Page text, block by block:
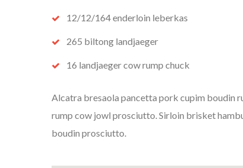
12/12/164 enderloin leberkas
265 biltong landjaeger
16 landjaeger cow rump chuck
Alcatra bresaola pancetta pork cupim boudin
rump cow jowl prosciutto. Sirloin brisket
boudin prosciutto.